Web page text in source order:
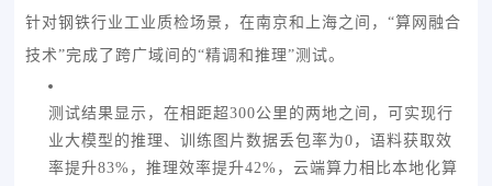
针对钢铁行业工业质检场景，在南京和上海之间，“算网融合
技术”完成了跨广域间的“精调和推理”测试。
测试结果显示，在相距超300公里的两地之间，可实现行
业大模型的推理、训练图片数据丢包率为0，语料获取效
率提升83%，推理效率提升42%，云端算力相比本地化算